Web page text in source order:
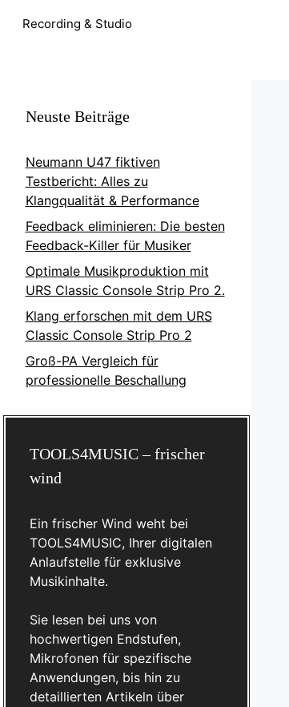
Recording & Studio
Neuste Beiträge
Neumann U47 fiktiven
Testbericht: Alles zu
Klangqualität & Performance
Feedback eliminieren: Die besten
Feedback-Killer für Musiker
Optimale Musikproduktion mit
URS Classic Console Strip Pro 2.
Klang erforschen mit dem URS
Classic Console Strip Pro 2
Groß-PA Vergleich für
professionelle Beschallung
TOOLS4MUSIC – frischer
wind
Ein frischer Wind weht bei
TOOLS4MUSIC, Ihrer digitalen
Anlaufstelle für exklusive
Musikinhalte.
Sie lesen bei uns von
hochwertigen Endstufen,
Mikrofonen für spezifische
Anwendungen, bis hin zu
detaillierten Artikeln über